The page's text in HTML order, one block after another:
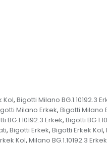
Kol, Bigotti Milano BG.1.10192.3
Milano Erkek, Bigotti Milano
BG.1.10192.3 Erkek, Bigotti
, Bigotti Erkek, Bigotti Erkek Kol,
Kol, Milano BG.1.10192.3